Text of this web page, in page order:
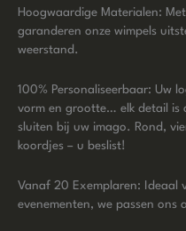
Hoogwaardige Materialen:
garanderen onze wimpels
weerstand.
100% Personaliseerbaar: Uw
vorm en grootte… elk detail is
sluiten bij uw imago. Rond,
koordjes – u beslist!
Vanaf 20 Exemplaren: Ideaal
evenementen, we passen ons